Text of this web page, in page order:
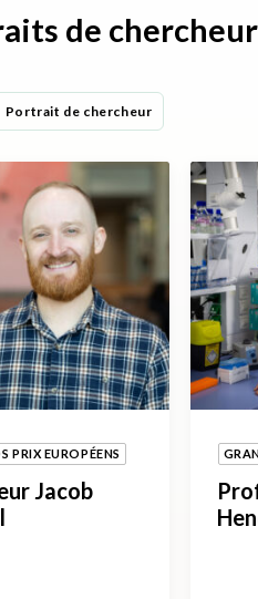
de
Portrait de chercheur
PRIX EUROPÉENS
Jacob